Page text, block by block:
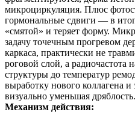
микроциркуляция. Плюс
гормональные сдвиги — в
«смятой» и теряет форму.
задачу точечным прогревом
каркаса, практически не
роговой слой, а радиочастота
структуры до температур
выработку нового коллагена
визуально уменьшая дряблость.
Механизм действия: